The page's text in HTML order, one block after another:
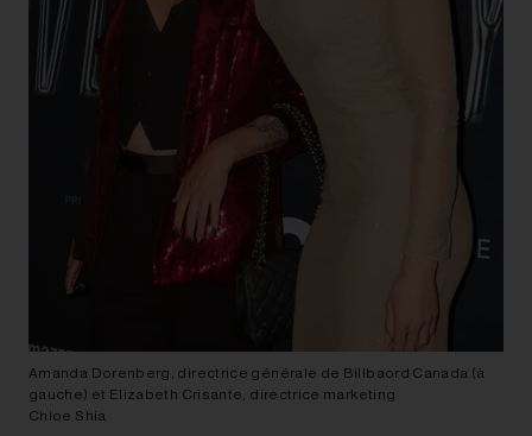
Amanda Dorenberg, directrice générale de Billbaord Canada (à
gauche) et Elizabeth Crisante, directrice marketing
Chloe Shia